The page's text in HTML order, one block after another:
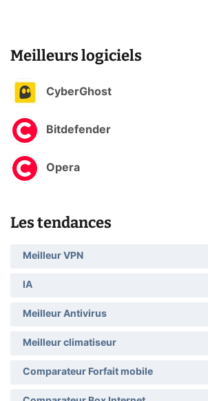
Meilleurs logiciels
CyberGhost
Bitdefender
Opera
Les tendances
Meilleur VPN
IA
Meilleur Antivirus
Meilleur climatiseur
Comparateur Forfait mobile